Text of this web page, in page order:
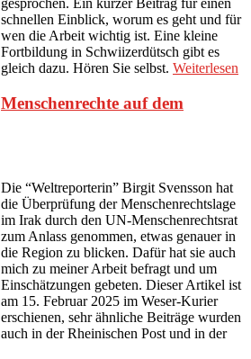
gesprochen. Ein kurzer Beitrag für einen
schnellen Einblick, worum es geht und für
wen die Arbeit wichtig ist. Eine kleine
Fortbildung in Schwiizerdütsch gibt es
gleich dazu. Hören Sie selbst. Weiterlesen
Menschenrechte auf dem
Die “Weltreporterin” Birgit Svensson hat
die Überprüfung der Menschenrechtslage
im Irak durch den UN-Menschenrechtsrat
zum Anlass genommen, etwas genauer in
die Region zu blicken. Dafür hat sie auch
mich zu meiner Arbeit befragt und um
Einschätzungen gebeten. Dieser Artikel ist
am 15. Februar 2025 im Weser-Kurier
erschienen, sehr ähnliche Beiträge wurden
auch in der Rheinischen Post und in der